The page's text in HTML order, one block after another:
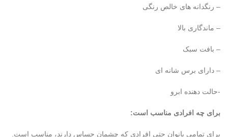
– رنگدانه های خالص رنگی
– ماندگاری بالا
– بافت سبک
– دارای برس شانه ای
-حالت دهنده ابرو
برای چه افرادی مناسب است:
برای تمامی بانوان حتی افرادی که چشمان حساس دارند، مناسب است.